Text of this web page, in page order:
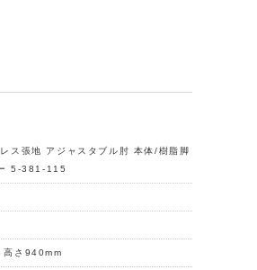
ス張地 アジャスタブル肘 本体/樹脂脚
5-381-115
さ940mm